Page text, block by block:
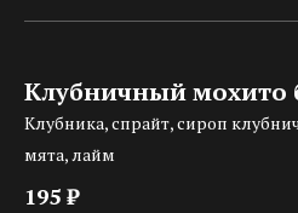
Клубничный мохито
Клубника, спрайт, сироп
мята, лайм
195 ₽